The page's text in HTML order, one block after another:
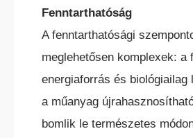
Fenntarthatóság
A fenntarthatósági
meglehetősen komplexek: a
energiaforrás és biológiailag
a műanyag
bomlik le természetes